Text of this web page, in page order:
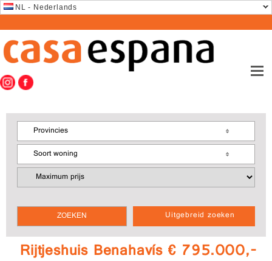
NL - Nederlands
Uitgebreid zoeken
Provincies
Soort woning
Rijtjeshuis Benahavís € 795.000,-